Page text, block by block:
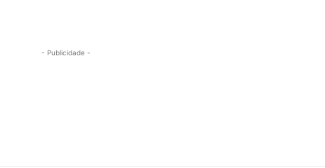
- Publicidade -